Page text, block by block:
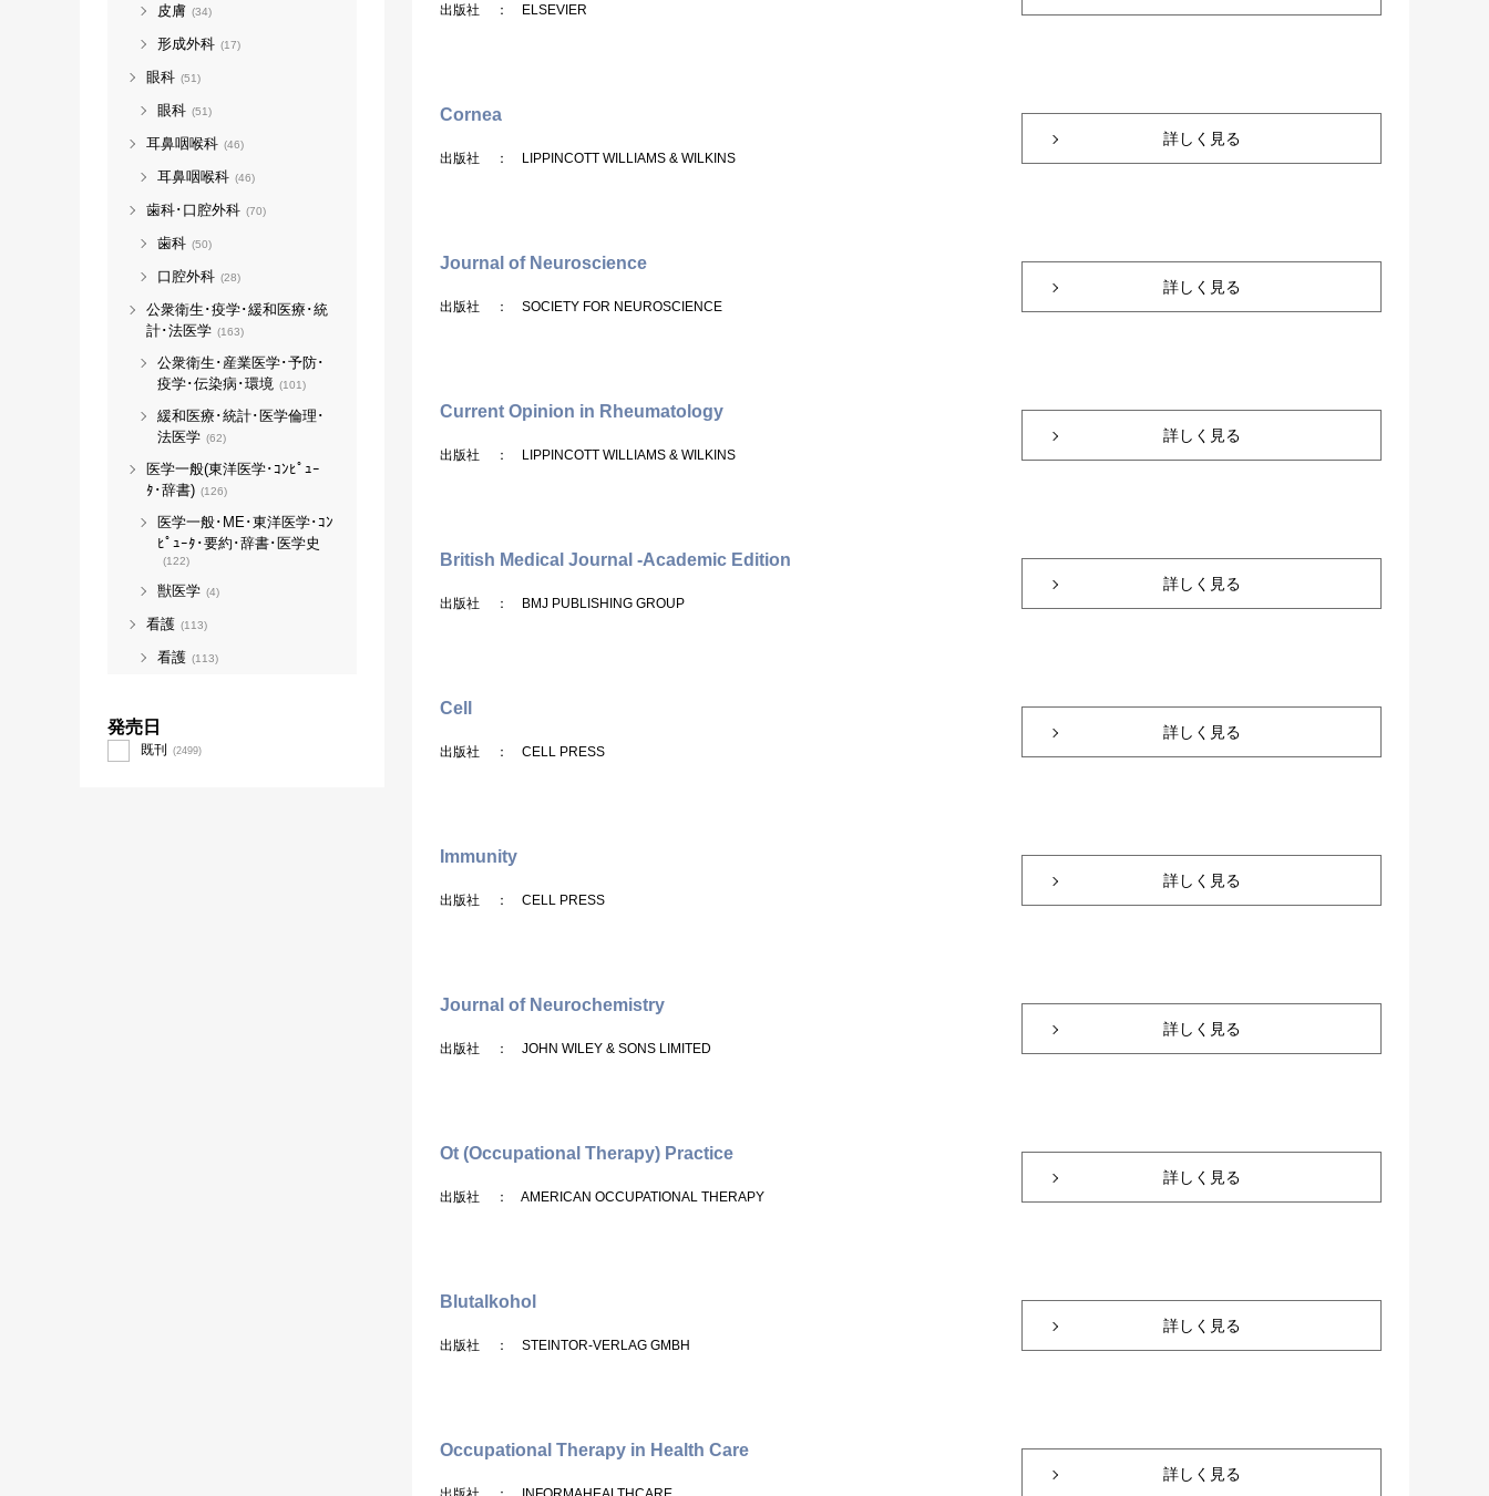
出版社 ： ELSEVIER
Cornea
出版社 ： LIPPINCOTT WILLIAMS & WILKINS
詳しく見る
Journal of Neuroscience
出版社 ： SOCIETY FOR NEUROSCIENCE
詳しく見る
Current Opinion in Rheumatology
出版社 ： LIPPINCOTT WILLIAMS & WILKINS
詳しく見る
British Medical Journal -Academic Edition
出版社 ： BMJ PUBLISHING GROUP
詳しく見る
Cell
出版社 ： CELL PRESS
詳しく見る
Immunity
出版社 ： CELL PRESS
詳しく見る
Journal of Neurochemistry
出版社 ： JOHN WILEY & SONS LIMITED
詳しく見る
Ot (Occupational Therapy) Practice
出版社 ： AMERICAN OCCUPATIONAL THERAPY
詳しく見る
Blutalkohol
出版社 ： STEINTOR-VERLAG GMBH
詳しく見る
Occupational Therapy in Health Care
詳しく見る
皮膚 (34)
形成外科 (17)
眼科 (51)
眼科 (51)
耳鼻咽喉科 (46)
耳鼻咽喉科 (46)
歯科･口腔外科 (70)
歯科 (50)
口腔外科 (28)
公衆衛生･疫学･緩和医療･統
計･法医学 (163)
公衆衛生･産業医学･予防･
疫学･伝染病･環境 (101)
緩和医療･統計･医学倫理･
法医学 (62)
医学一般(東洋医学･ｺﾝﾋﾟｭｰ
ﾀ･辞書) (126)
医学一般･ME･東洋医学･ｺﾝ
ﾋﾟｭｰﾀ･要約･辞書･医学史
(122)
獣医学 (4)
看護 (113)
看護 (113)
発売日
既刊 (2499)